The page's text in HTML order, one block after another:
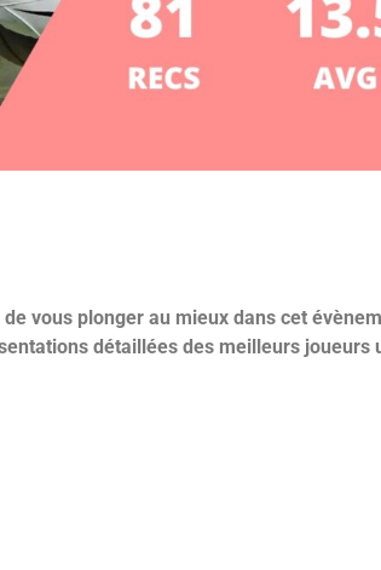
vous plonger au mieux dans cet
détaillées des meilleurs joueurs